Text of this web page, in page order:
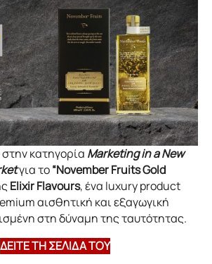
στην κατηγορία Marketing in a New
για το“November Fruits Gold
Elixir Flavours, ένα luxury product
αισθητική και εξαγωγική
στη δύναμη της ταυτότητας.
ΔΕΙΤΕ ΤΗ ΣΕΛΙΔΑ ΤΟΥ